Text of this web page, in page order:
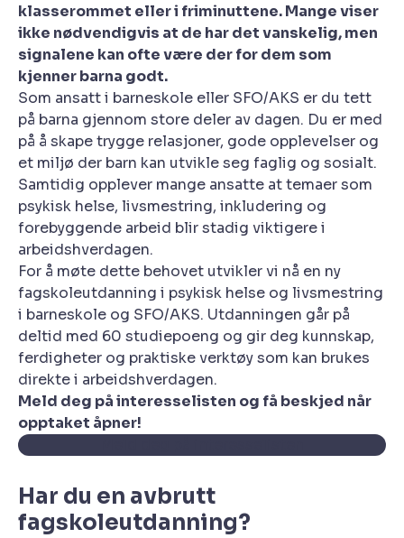
klasserommet eller i friminuttene. Mange viser
ikke nødvendigvis at de har det vanskelig, men
signalene kan ofte være der for dem som
kjenner barna godt.
Som ansatt i barneskole eller SFO/AKS er du tett
på barna gjennom store deler av dagen. Du er med
på å skape trygge relasjoner, gode opplevelser og
et miljø der barn kan utvikle seg faglig og sosialt.
Samtidig opplever mange ansatte at temaer som
psykisk helse, livsmestring, inkludering og
forebyggende arbeid blir stadig viktigere i
arbeidshverdagen.
For å møte dette behovet utvikler vi nå en ny
fagskoleutdanning i psykisk helse og livsmestring
i barneskole og SFO/AKS. Utdanningen går på
deltid med 60 studiepoeng og gir deg kunnskap,
ferdigheter og praktiske verktøy som kan brukes
direkte i arbeidshverdagen.
Meld deg på interesselisten og få beskjed når
opptaket åpner!
Har du en avbrutt
fagskoleutdanning?